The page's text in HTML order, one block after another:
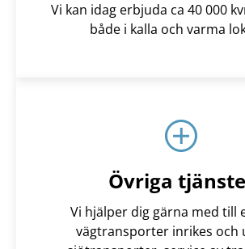
Vi kan idag erbjuda ca 40 000
både i kalla och varma
Övriga
Vi hjälper dig gärna med till
vägtransporter inrikes och